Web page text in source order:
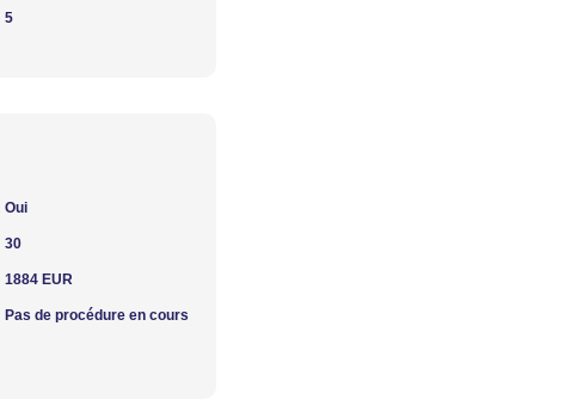
5
Oui
30
1884 EUR
Pas de procédure en cours